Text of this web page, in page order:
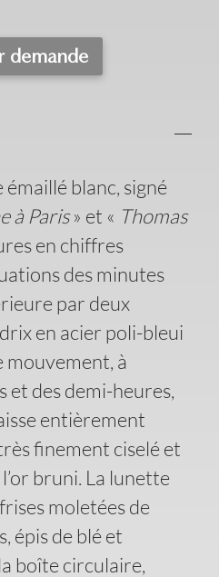
demande
émaillé blanc, signé
à Paris» et « Thomas
en chiffres
des minutes
par deux
en acier poli-bleui
mouvement, à
et des demi-heures,
entièrement
finement ciselé et
bruni. La lunette
moletées de
épis de blé et
boîte circulaire,